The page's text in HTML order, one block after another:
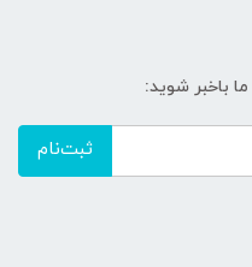
باخبر شوید:
ثبت‌نام